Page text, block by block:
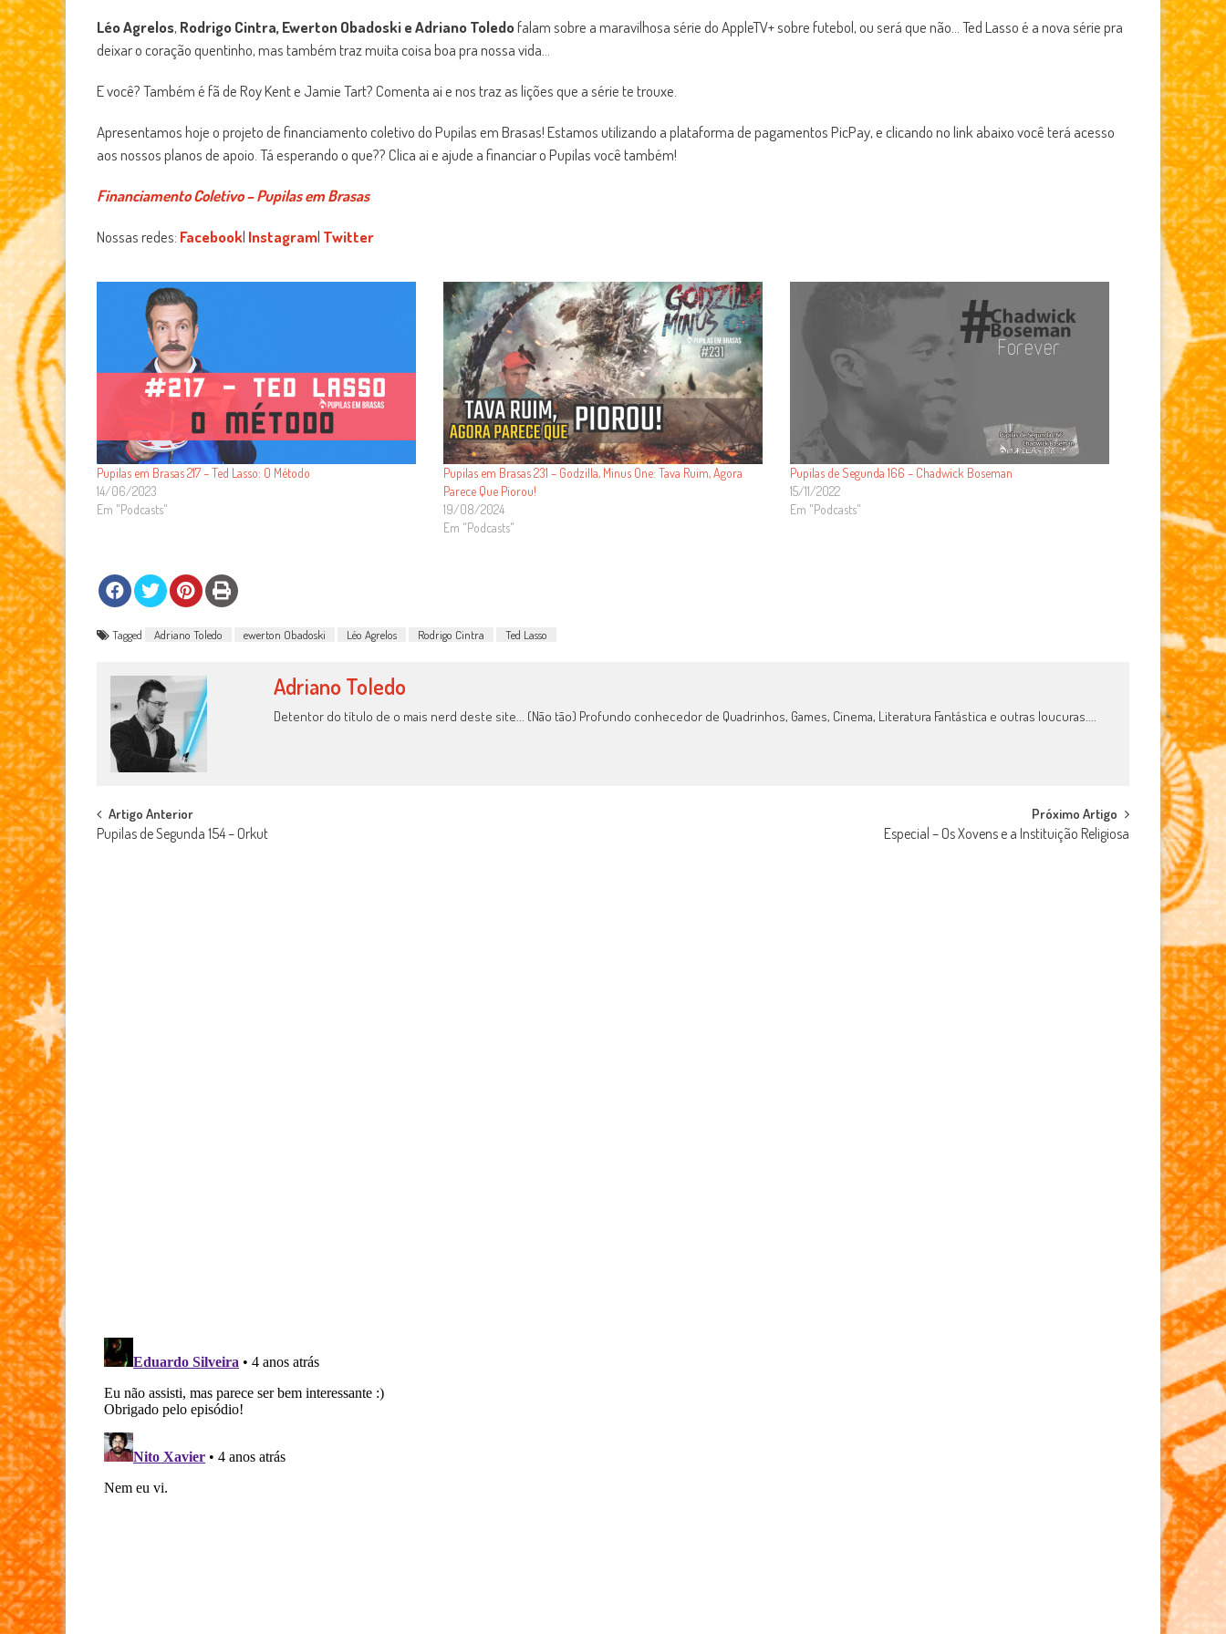
ou
aumentar
Léo Agrelos, Rodrigo Cintra, Ewerton Obadoski e Adriano Toledofalam sobre a maravilhosa série do AppleTV+ sobre futebol, ou será que não… Ted Lasso é a nova série pra
deixar o coração quentinho, mas também traz muita coisa boa pra nossa vida…
E você? Também é fã de Roy Kent e Jamie Tart? Comenta ai e nos traz as lições que a série te trouxe.
Apresentamos hoje o projeto de financiamento coletivo do Pupilas em Brasas! Estamos utilizando a plataforma de pagamentos PicPay, e clicando no link abaixo você terá acesso
aos nossos planos de apoio. Tá esperando o que?? Clica ai e ajude a financiar o Pupilas você também!
Financiamento Coletivo – Pupilas em Brasas
Nossas redes: Facebook| Instagram| Twitter
Pupilas em Brasas 217 – Ted Lasso: O Método
14/06/2023
Em "Podcasts"
Pupilas em Brasas 231 – Godzilla, Minus One: Tava Ruim, Agora
Parece Que Piorou!
19/08/2024
Em "Podcasts"
Pupilas de Segunda 166 – Chadwick Boseman
15/11/2022
Em "Podcasts"
Tagged Adriano Toledo ewerton Obadoski Léo Agrelos Rodrigo Cintra Ted Lasso
Adriano Toledo
Detentor do título de o mais nerd deste site... (Não tão) Profundo conhecedor de Quadrinhos, Games, Cinema, Literatura Fantástica e outras loucuras....
Post
navigation
Artigo Anterior
Pupilas de Segunda 154 – Orkut
Próximo Artigo
Especial – Os Xovens e a Instituição Religiosa